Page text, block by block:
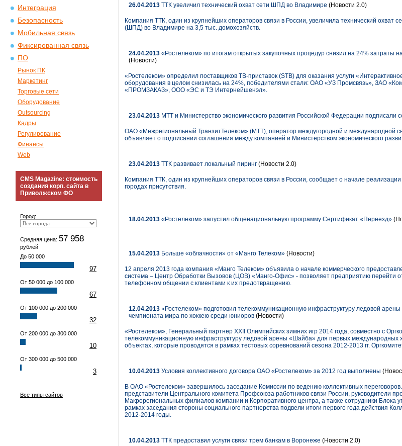
Интеграция
Безопасность
Мобильная связь
Фиксированная связь
ПО
Рынок ПК
Маркетинг
Торговые сети
Оборудование
Outsourcing
Кадры
Регулирование
Финансы
Web
CMS Magazine: стоимость
создания корп. сайта в
Приволжском ФО
Город:
Средняя цена: 57 958
рублей
До 50 000
97
От 50 000 до 100 000
67
От 100 000 до 200 000
32
От 200 000 до 300 000
10
От 300 000 до 500 000
3
Все типы сайтов
26.04.2013 ТТК увеличил технический охват сети ШПД во Владимире (Новости 2.0)
Компания ТТК, один из крупнейших операторов связи в России, увеличила технический охват
(ШПД) во Владимире на 3,5 тыс. домохозяйств.
24.04.2013 «Ростелеком» по итогам открытых закупочных процедур снизил на 24% затраты
(Новости)
«Ростелеком» определил поставщиков ТВ-приставок (STB) для оказания услуги
оборудования в целом снизилась на 24%, победителями стали: ОАО «УЗ Промсвязь», ЗАО
«ПРОМЗАКАЗ», ООО «ЭС и ТЭ Интернейшенэл».
23.04.2013 МТТ и Министерство экономического развития Российской Федерации подписали
ОАО «Межрегиональный ТранзитТелеком» (МТТ), оператор междугородной и международной
объявляет о подписании соглашения между компанией и Министерством экономического
23.04.2013 ТТК развивает локальный пиринг (Новости 2.0)
Компания ТТК, один из крупнейших операторов связи в России, сообщает о начале
городах присутствия.
18.04.2013 «Ростелеком» запустил общенациональную программу Сертификат «Переезд»
15.04.2013 Больше «облачности» от «Манго Телеком» (Новости)
12 апреля 2013 года компания «Манго Телеком» объявила о начале коммерческого
система – Центр Обработки Вызовов (ЦОВ) «Манго-Офис» - позволяет предприятию перейти
телефонном общении с клиентами к их предотвращению.
12.04.2013 «Ростелеком» подготовил телекоммуникационную инфраструктуру ледовой
чемпионата мира по хоккею среди юниоров (Новости)
«Ростелеком», Генеральный партнер XXII Олимпийских зимних игр 2014 года, совместно с
телекоммуникационную инфраструктуру ледовой арены «Шайба» для первых международных
объектах, которые проводятся в рамках тестовых соревнований сезона 2012-2013 гг.
10.04.2013 Условия коллективного договора ОАО «Ростелеком» за 2012 год выполнены
В ОАО «Ростелеком» завершилось заседание Комиссии по ведению коллективных
представители Центрального комитета Профсоюза работников связи России, руководители
Макрорегиональных филиалов компании и Корпоративного центра, а также сотрудники Блока
рамках заседания стороны социального партнерства подвели итоги первого года действия
2012-2014 годы.
10.04.2013 ТТК предоставил услуги связи трем банкам в Воронеже (Новости 2.0)